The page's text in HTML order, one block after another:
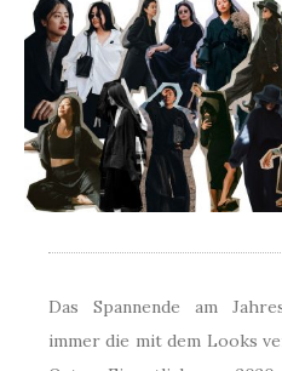
Das Spannende am
immer die mit dem Looks